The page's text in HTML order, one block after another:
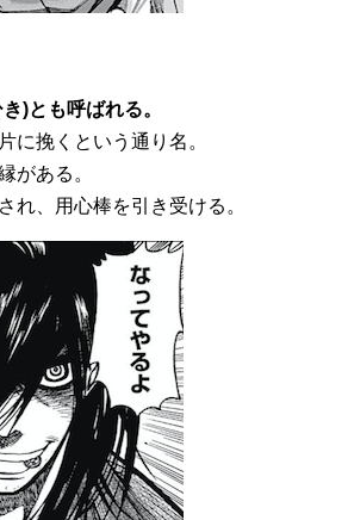
)とも呼ばれる。
に挽くという通り名。
がある。
れ、用心棒を引き受ける。